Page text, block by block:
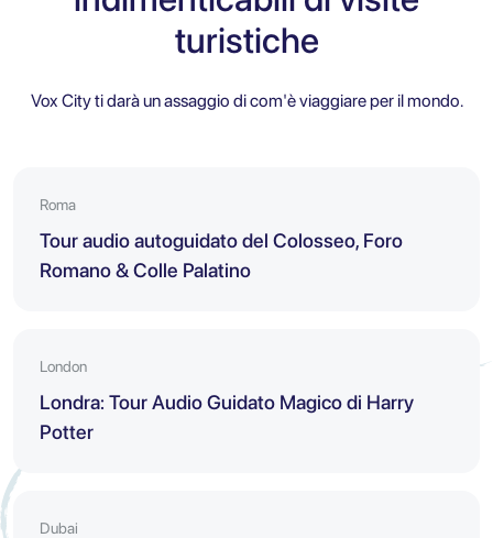
turistiche
Vox City ti darà un assaggio di com'è viaggiare per il mondo.
Roma
Tour audio autoguidato del Colosseo, Foro
Romano & Colle Palatino
London
Londra: Tour Audio Guidato Magico di Harry
Potter
Dubai